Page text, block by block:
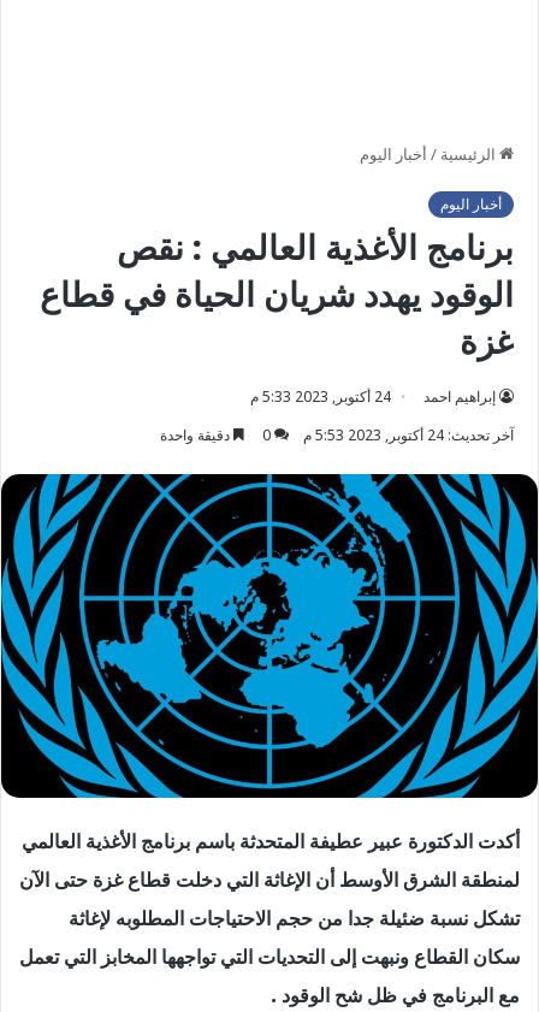
الرئيسية / أخبار اليوم
أخبار اليوم
برنامج الأغذية العالمي : نقص
الوقود يهدد شريان الحياة في قطاع
غزة
إبراهيم احمد
24 أكتوبر, 2023 5:33 م
آخر تحديث: 24 أكتوبر, 2023 5:53 م
0 دقيقة واحدة
أكدت الدكتورة عبير عطيفة المتحدثة باسم برنامج الأغذية العالمي
لمنطقة الشرق الأوسط أن الإغاثة التي دخلت قطاع غزة حتى الآن
تشكل نسبة ضئيلة جدا من حجم الاحتياجات المطلوبه لإغاثة
سكان القطاع ونبهت إلى التحديات التي تواجهها المخابز التي تعمل
مع البرنامج في ظل شح الوقود .